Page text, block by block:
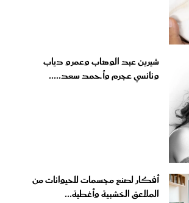
شيرين عبد الوهاب وعمرو دياب
ونانسي عجرم وأحمد سعد.....
أفكار لصنع مجسمات للحيوانات من
الملاعق الخشبية وأغطية...